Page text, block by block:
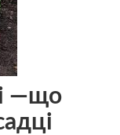
—що